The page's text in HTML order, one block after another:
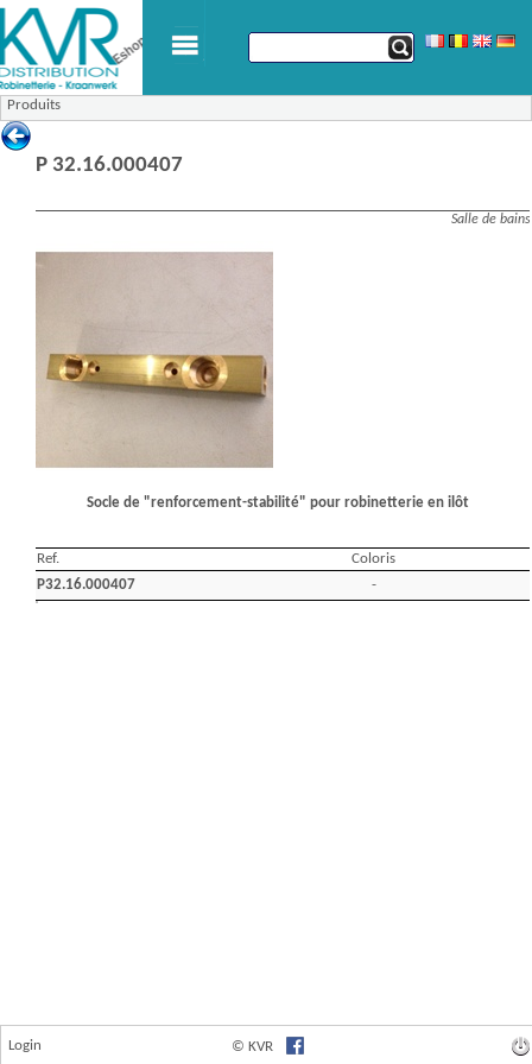
Produits
Login © KVR